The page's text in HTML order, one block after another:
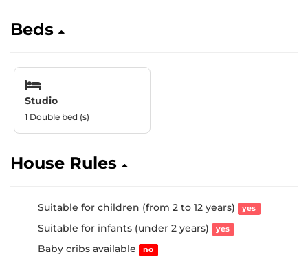
Beds
Studio
1 Double bed (s)
House Rules
Suitable for children (from 2 to 12 years) yes
Suitable for infants (under 2 years) yes
Baby cribs available no